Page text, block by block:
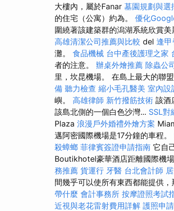
大樓內，屬於Fanar 墓園規劃與選
的住宅（公寓）約為。 優化
圍繞著該建築群的潟湖系統欣賞美
高雄清潔公司推薦與比較 del 逢甲
灘。 食品機械 台中產後護理之家
者的注意。 辦桌外燴推薦 除蟲公
里，坎昆機場。 在島上最大的聯
備 聽力檢查 縮小毛孔醫美 室內設
嶼。 高雄律師 新竹撥筋技術 該酒
該島北側的一個白色沙灣... SSL對
Plaza 浪漫戶外婚禮外燴方案
邁阿密國際機場是17分鐘的車程。
殺蟑螂 菲律賓簽證申請指南 它自
Boutikhotel豪華酒店距離國際機
務推薦 貨運行 牙醫 台北會計師
間幾乎可以使所有東西都能提供
帶什麼 會計事務所 按摩證照考試
近視與老花雷射費用詳解 護照申